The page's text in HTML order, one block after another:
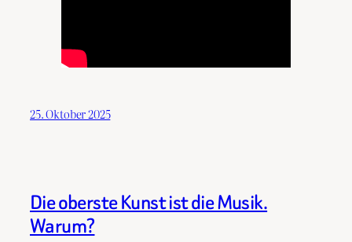
25. Oktober 2025
Die oberste Kunst ist die Musik.
Warum?